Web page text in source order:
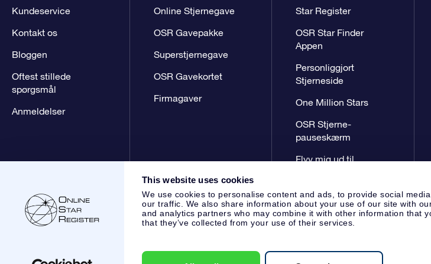
This website uses cookies
We use cookies to personalise content and ads, to provide social
our traffic. We also share information about your use of our site with
and analytics partners who may combine it with other information that
that they’ve collected from your use of their services.
Kundeservice
Kontakt os
Bloggen
Oftest stillede
spørgsmål
Anmeldelser
Online Stjernegave
OSR Gavepakke
Superstjernegave
OSR Gavekortet
Firmagaver
Star Register
OSR Star Finder
Appen
Personliggjort
Stjerneside
One Million Stars
OSR Stjerne-
pauseskærm
Flyv mig ud til